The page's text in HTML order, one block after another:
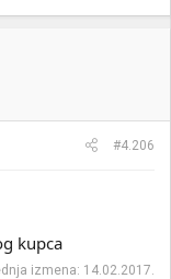
#4.206
kupca
izmena: 14.02.2017.